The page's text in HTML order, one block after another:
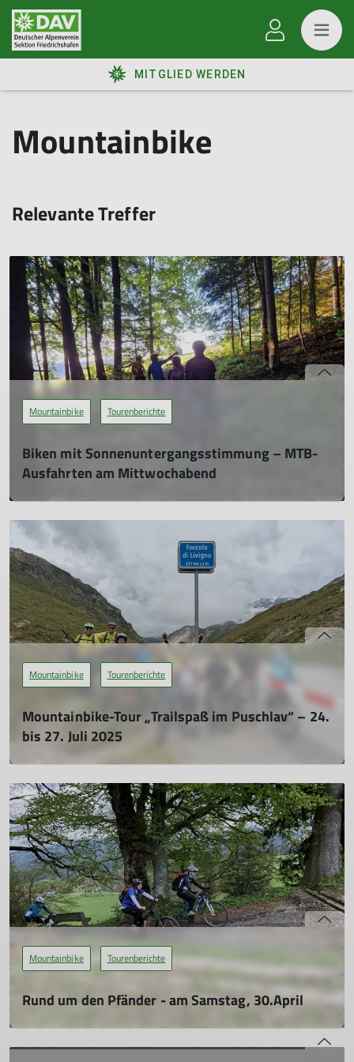
MITGLIED WERDEN
Mountainbike
Relevante Treffer
Mountainbike Tourenberichte
Biken mit Sonnenuntergangsstimmung – MTB-
Ausfahrten am Mittwochabend
01.11.2025
Von April bis September war Mittwoch unser Bike-Tag! Wenn
das Wetter mitgespielt hat, trafen sich jede Woche die DAV-
Mountainbikerinnen und -Mountainbiker zu einer
gemeinsamen Feierabendrunde am, auf oder rund um den
Gehrenberg.
mehr erfahren
Mountainbike Tourenberichte
Mountainbike-Tour „Trailspaß im Puschlav“ – 24.
bis 27. Juli 2025
30.07.2025
Zehn gut gelaunte Bikerinnen und Biker des DAV
Friedrichshafen machten sich Ende Juli mit vollgepackten
Rucksäcken auf den Weg ins Puschlav. Treffpunkt war Sfazù
(CH), wo nach einem kurzen Bike Check um 10:30 Uhr der
Start für unsere viertägige Tour erfolgte.
mehr erfahren
Mountainbike Tourenberichte
Rund um den Pfänder - am Samstag, 30.April
– oh nein, ganz miese Wettervorhersage